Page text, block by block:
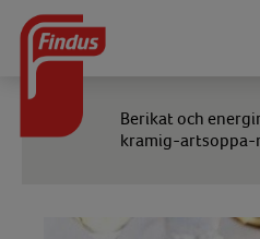
Berikat och
kramig-